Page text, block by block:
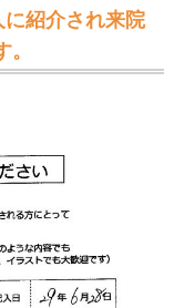
紹介され来院